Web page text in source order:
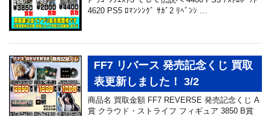
4620 PS5 ﾛﾏﾝｼﾝｸﾞ ｻｶﾞ2 ﾘﾍﾞﾝｼ …
FF7 リバース 発売記念くじ 買取
表更新しました！ 3/2
商品名 買取金額 FF7 REVERSE 発売記念くじ A
賞 クラウド・ストライフ フィギュア 3850 B賞